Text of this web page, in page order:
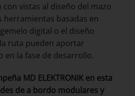
vistas al diseño del mazo
herramientas basadas en
digital o el diseño
ruta pueden aportar
en la fase de desarrollo.
MD ELEKTRONIK en esta
de a bordo modulares y